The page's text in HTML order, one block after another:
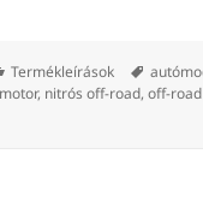
Kategória
Termékleírások Címke
, nitrós off-road,off-